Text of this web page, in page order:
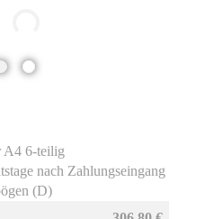
A4 6-teilig
nach Zahlungseingang
(D)